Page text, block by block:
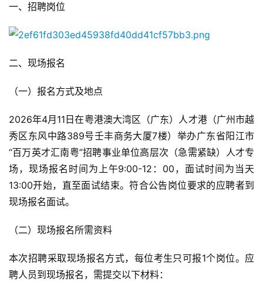
一、招聘岗位
二、现场报名
（一）报名方式及地点
2026年4月11日在粤港澳大湾区（广东）人才港（广州市越
秀区东风中路389号壬丰商务大厦7楼）举办广东省阳江市
“百万英才汇南粤”招聘事业单位高层次（急需紧缺）人才专
场，现场报名时间为上午9:00-12：00，面试时间为当天
13:00开始，直至面试结束。符合公告岗位要求的应聘者到
现场报名面试。
（二）现场报名所需资料
本次招聘采取现场报名方式，每位考生只可报1个岗位。应
聘人员到现场报名，需提交以下材料：